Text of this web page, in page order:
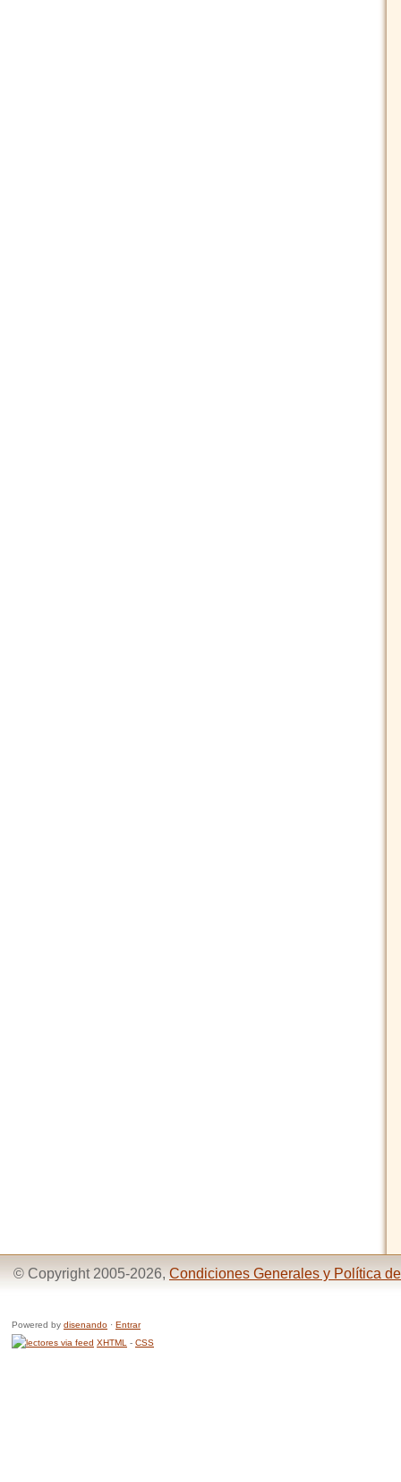
© Copyright 2005-2026, Condiciones Generales y Política
Powered by disenando · Entrar
XHTML - CSS